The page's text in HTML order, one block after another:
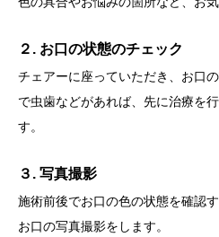
２. お口の状態のチェック
チェアーに座っていただき、お口
で虫歯などがあれば、先に治療を
す。
３. 写真撮影
施術前後でお口の色の状態を確認
お口の写真撮影をします。